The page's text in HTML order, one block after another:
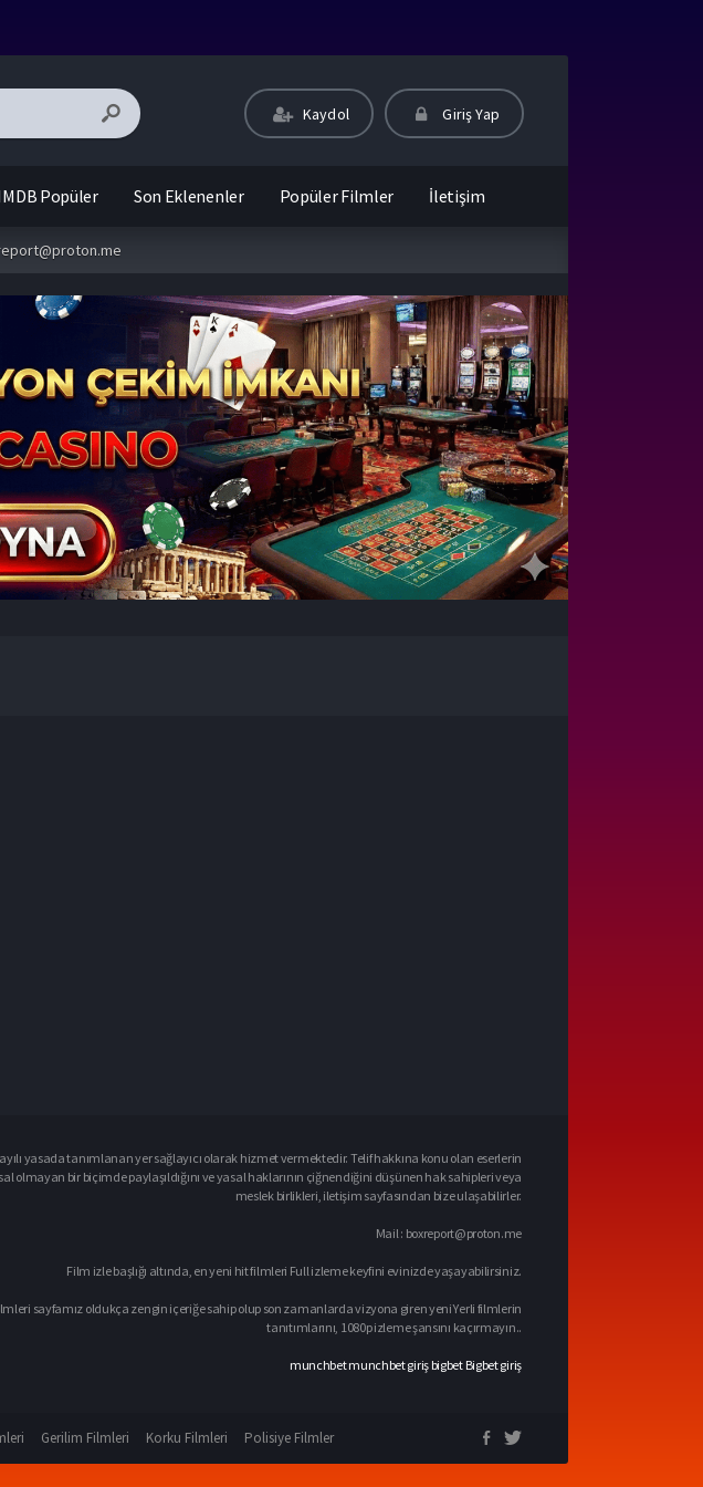
Kaydol Giriş Yap
Popüler Son Eklenenler Popüler Filmler İletişim
yasada tanımlanan yer sağlayıcı olarak hizmet vermektedir. Telif hakkına konu olan eserlerin
olmayan bir biçimde paylaşıldığını ve yasal haklarının çiğnendiğini düşünen hak sahipleri veya
meslek birlikleri, iletişim sayfasından bize ulaşabilirler.
Mail : boxreport@proton.me
Film izle başlığı altında, en yeni hit filmleri Full izleme keyfini evinizde yaşayabilirsiniz.
sayfamız oldukça zengin içeriğe sahip olup son zamanlarda vizyona giren yeni Yerli filmlerin
tanıtımlarını, 1080p izleme şansını kaçırmayın..
munchbetmunchbet giriş bigbet Bigbet giriş
Gerilim Filmleri Korku Filmleri Polisiye Filmler